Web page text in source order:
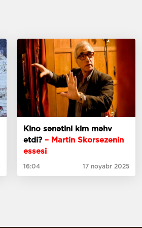
Kino sənətini kim məhv
etdi? – Martin Skorsezenin
essesi
16:04 17 noyabr 2025